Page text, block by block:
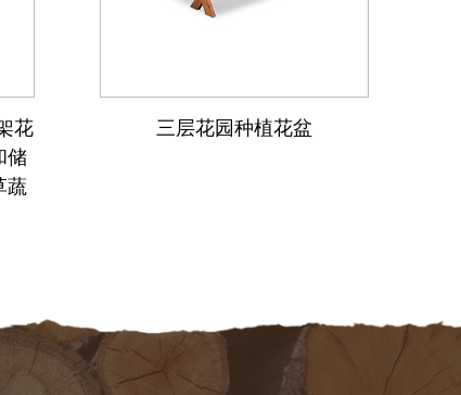
花
储
蔬
三层花园种植花盆